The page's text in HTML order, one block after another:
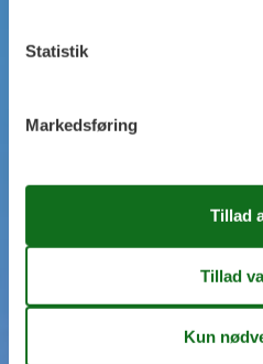
Statistik
Markedsføring